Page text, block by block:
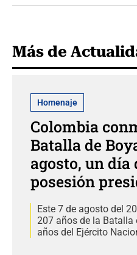
Más de
Homenaje
Colombia
Batalla de
agosto, un día
posesión
Este 7 de agosto del
207 años de la Batalla
años del Ejército